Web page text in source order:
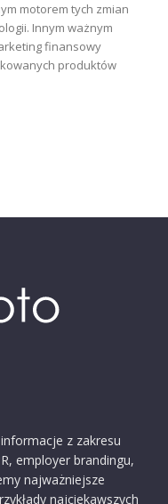
motorem tych zmian
Innym ważnym
finansowy
produktów
z zakresu
employer brandingu,
najważniejsze
najciekawszych